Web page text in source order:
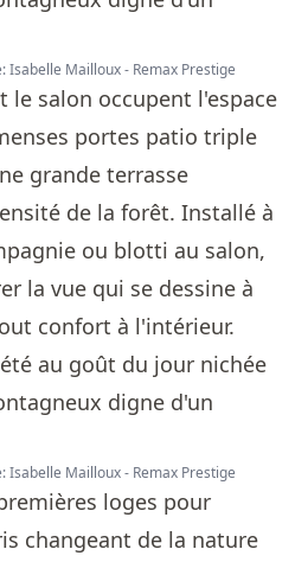
Isabelle Mailloux - Remax Prestige
le salon occupent l'espace
portes patio triple
grande terrasse
de la forêt. Installé à
ou blotti au salon,
la vue qui se dessine à
confort à l'intérieur.
Isabelle Mailloux - Remax Prestige
loges pour
changeant de la nature